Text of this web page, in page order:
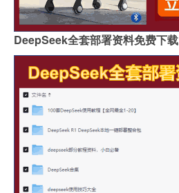
DeepSeek全套部署资料免费下载